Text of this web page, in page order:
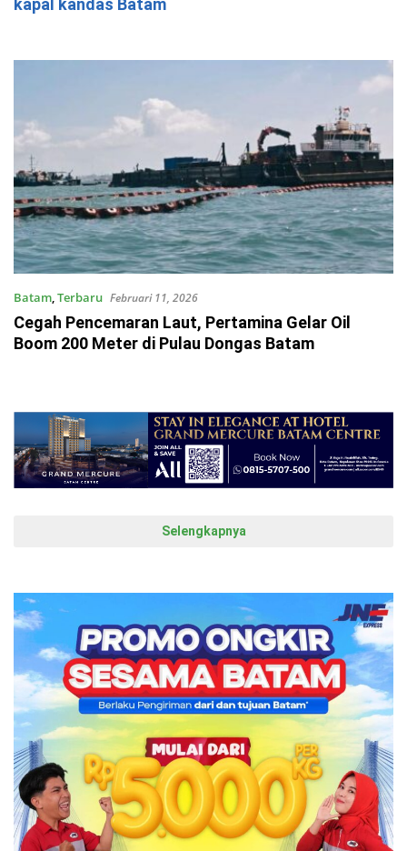
kapal kandas Batam
Batam,Terbaru Februari 11, 2026
Cegah Pencemaran Laut, Pertamina Gelar Oil
Boom 200 Meter di Pulau Dongas Batam
Selengkapnya